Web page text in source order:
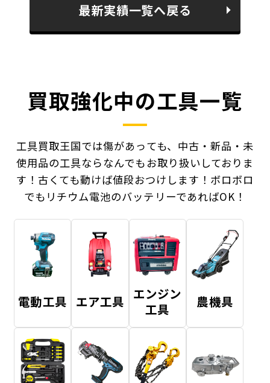
最新実績一覧へ戻る
買取強化中の工具一覧
工具買取王国では傷があっても、中古・新品・未
使用品の工具ならなんでもお取り扱いしておりま
す！ 古くても動けば値段おつけします！ボロボロ
でもリチウム電池のバッテリーであればOK！
電動工具 エア工具 エンジン
工具
農機具